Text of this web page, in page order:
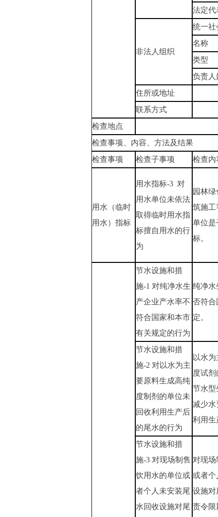
法定代
非法人组织
统一社
名称
类型
负责人
住所或地址
联系方式
检查地点
检查事项、内容、方法及结果
检查事项
检查子事项 检查内
用水（临时
用水）指标
用水指标-3 对
用水单位未依法
取得临时用水指
标擅自用水的行
为
园林
筑施工
单位是
标。
节水设施和措
施-1 对纯净水生
产企业产水率不
符合国家和本市
有关规定的行为
纯净水
否符合
定。
节水设施和措
施-2 对以水为主
要原料生成高纯
度制剂的单位未
回收利用生产后
的尾水的行为
以水
度试
节水型
减少水
利用生
节水设施和措
施-3 对现场制售
饮用水的单位或
者个人未安装尾
水回收设施对尾
对现
或者个
设施对
责令限